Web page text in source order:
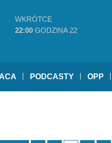
WKRÓTCE
22:00 GODZINA 22
PODCASTY OPP